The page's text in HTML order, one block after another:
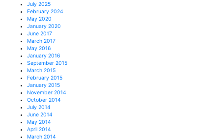
July 2025
February 2024
May 2020
January 2020
June 2017
March 2017
May 2016
January 2016
September 2015
March 2015
February 2015
January 2015
November 2014
October 2014
July 2014
June 2014
May 2014
April 2014
March 2014